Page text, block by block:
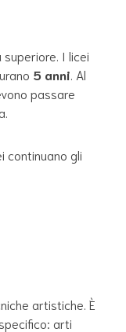
I licei
5 anni . Al
passare
continuano gli
artistiche. È
arti